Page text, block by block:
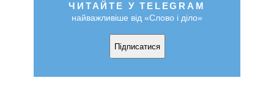
ЧИТАЙТЕ У TELEGRAM
найважливіше від «Слово і діло»
Підписатися